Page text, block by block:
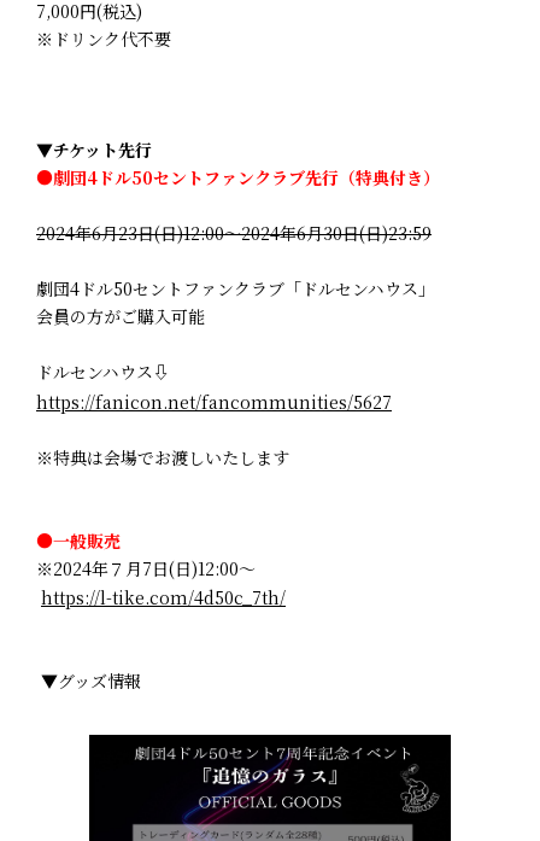
7,000円(税込)
※ドリンク代不要
▼チケット先行
●劇団4ドル50セントファンクラブ先行（特典付き）
2024年6月23日(日)12:00～2024年6月30日(日)23:59
劇団4ドル50セントファンクラブ「ドルセンハウス」
会員の方がご購入可能
ドルセンハウス⇩
https://fanicon.net/fancommunities/5627
※特典は会場でお渡しいたします
●一般販売
※2024年７月7日(日)12:00～
https://l-tike.com/4d50c_7th/
▼グッズ情報